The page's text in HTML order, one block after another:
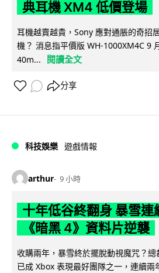
典耳機 XM4 低價登場
耳機越賣越貴，Sony 應對通脹的奇招
機？ 消息指平價版 WH-1000XM4C 9
40m...
閱讀全文
分享
科技娛樂 遊戲情報
arthur 9 小時
十年低谷終翻身 暴雪連
《暗黑 4》資料片逆襲
收購兩年，暴雪終於擺脫動視魔咒？
已成 Xbox 表現最好團隊之一，連續兩